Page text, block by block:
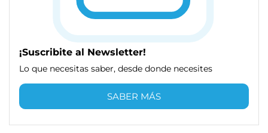
¡Suscribite al Newsletter!
Lo que necesitas saber, desde donde necesites
SABER MÁS